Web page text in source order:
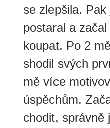
se zlepšila.
postaral a
koupat. Po 2
shodil svých
mě více
úspěchům.
chodit, správně